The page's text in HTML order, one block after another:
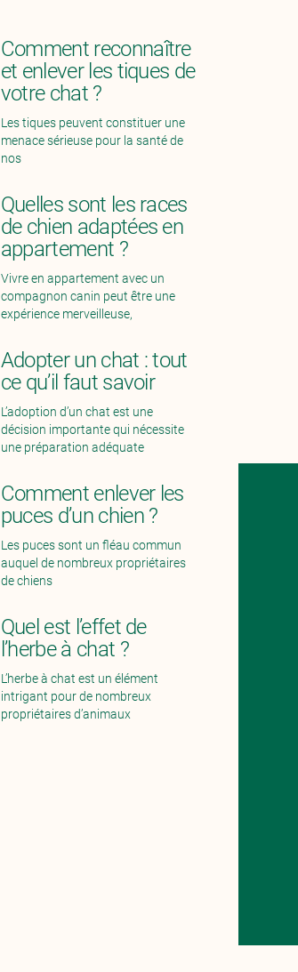
Comment reconnaître
et enlever les tiques de
votre chat ?
Les tiques peuvent constituer une
menace sérieuse pour la santé de
nos
Quelles sont les races
de chien adaptées en
appartement ?
Vivre en appartement avec un
compagnon canin peut être une
expérience merveilleuse,
Adopter un chat : tout
ce qu’il faut savoir
L’adoption d’un chat est une
décision importante qui nécessite
une préparation adéquate
Comment enlever les
puces d’un chien ?
Les puces sont un fléau commun
auquel de nombreux propriétaires
de chiens
Quel est l’effet de
l’herbe à chat ?
L’herbe à chat est un élément
intrigant pour de nombreux
propriétaires d’animaux